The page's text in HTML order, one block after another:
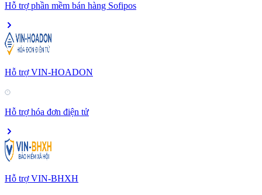
Hỗ trợ phần mềm bán hàng Sofipos
Hỗ trợ VIN-HOADON
Hỗ trợ hóa đơn điện tử
Hỗ trợ VIN-BHXH